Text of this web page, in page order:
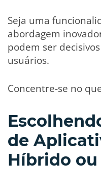
Seja uma
abordagem
podem ser
usuários.
Concentre-se no
de
Híbrido ou